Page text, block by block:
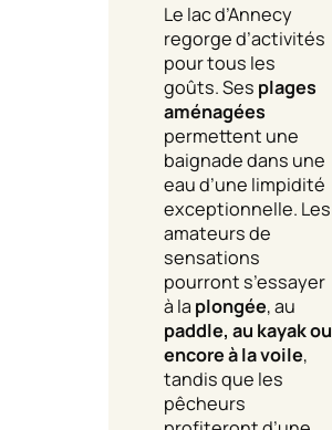
Le lac d’Annecy
regorge d’activités
pour tous les
goûts. Ses plages
aménagées
permettent une
baignade dans une
eau d’une limpidité
exceptionnelle. Les
amateurs de
sensations
pourront s’essayer
à la plongée, au
paddle, au kayak ou
encore à la voile,
tandis que les
pêcheurs